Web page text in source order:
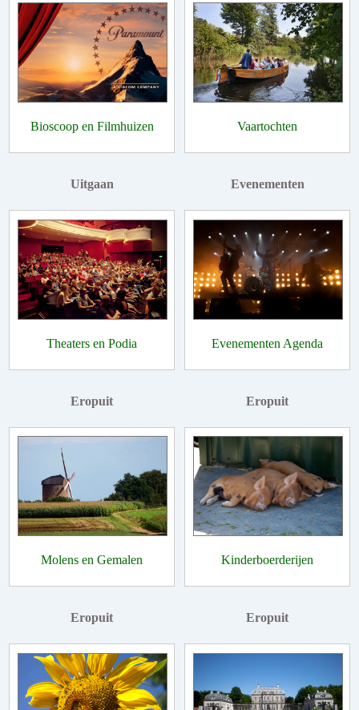
Bioscoop en Filmhuizen Vaartochten
Uitgaan
Theaters en Podia
Evenementen
Evenementen Agenda
Eropuit
Molens en Gemalen
Eropuit
Kinderboerderijen
Eropuit Eropuit